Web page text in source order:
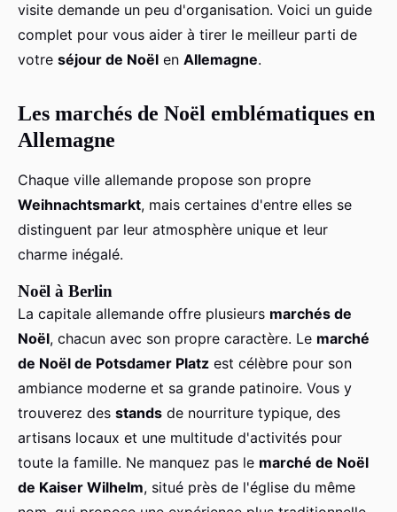
visite demande un peu d'organisation. Voici un guide
complet pour vous aider à tirer le meilleur parti de
votre séjour de Noël en Allemagne.
Les marchés de Noël emblématiques en
Allemagne
Chaque ville allemande propose son propre
Weihnachtsmarkt, mais certaines d'entre elles se
distinguent par leur atmosphère unique et leur
charme inégalé.
Noël à Berlin
La capitale allemande offre plusieurs marchés de
Noël, chacun avec son propre caractère. Le marché
de Noël de Potsdamer Platz est célèbre pour son
ambiance moderne et sa grande patinoire. Vous y
trouverez des stands de nourriture typique, des
artisans locaux et une multitude d'activités pour
toute la famille. Ne manquez pas le marché de Noël
de Kaiser Wilhelm, situé près de l'église du même